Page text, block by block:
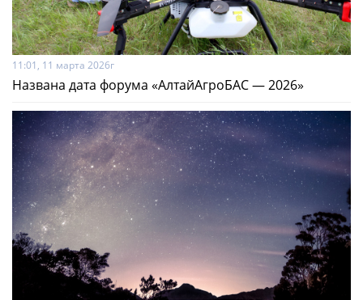
11:01, 11 марта 2026г
Названа дата форума «АлтайАгроБАС — 2026»